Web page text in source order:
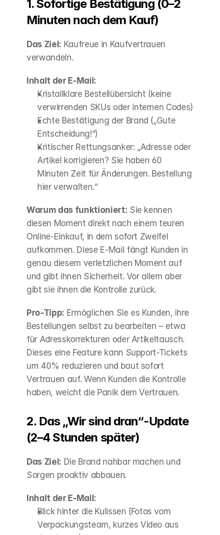
1. Sofortige Bestätigung (0–2
Minuten nach dem Kauf)
Das Ziel: Kaufreue in Kaufvertrauen
verwandeln.
Inhalt der E-Mail:
Kristallklare Bestellübersicht (keine
verwirrenden SKUs oder internen Codes)
Echte Bestätigung der Brand („Gute
Entscheidung!“)
Kritischer Rettungsanker: „Adresse oder
Artikel korrigieren? Sie haben 60
Minuten Zeit für Änderungen. Bestellung
hier verwalten.“
Warum das funktioniert: Sie kennen
diesen Moment direkt nach einem teuren
Online-Einkauf, in dem sofort Zweifel
aufkommen. Diese E-Mail fängt Kunden in
genau diesem verletzlichen Moment auf
und gibt ihnen Sicherheit. Vor allem aber
gibt sie ihnen die Kontrolle zurück.
Pro-Tipp: Ermöglichen Sie es Kunden, ihre
Bestellungen selbst zu bearbeiten – etwa
für Adresskorrekturen oder Artikeltausch.
Dieses eine Feature kann Support-Tickets
um 40% reduzieren und baut sofort
Vertrauen auf. Wenn Kunden die Kontrolle
haben, weicht die Panik dem Vertrauen.
2. Das „Wir sind dran“-Update
(2–4 Stunden später)
Das Ziel: Die Brand nahbar machen und
Sorgen proaktiv abbauen.
Inhalt der E-Mail:
Blick hinter die Kulissen (Fotos vom
Verpackungsteam, kurzes Video aus